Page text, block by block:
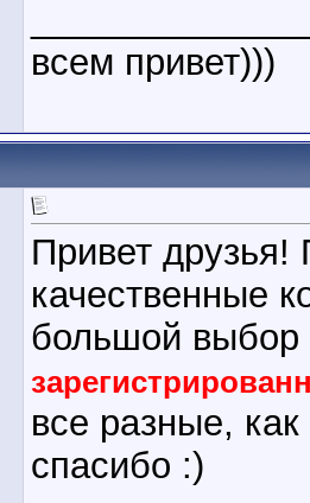
всем привет)))
Привет друзья!
качественные
большой выбор
все разные,
спасибо :)